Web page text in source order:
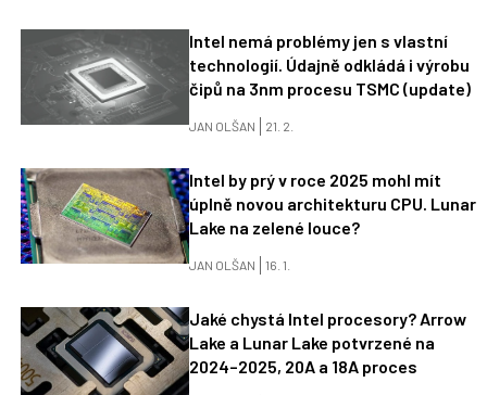
Intel nemá problémy jen s vlastní
technologií. Údajně odkládá i výrobu
čipů na 3nm procesu TSMC (update)
JAN OLŠAN 21. 2.
Intel by prý v roce 2025 mohl mít
úplně novou architekturu CPU. Lunar
Lake na zelené louce?
JAN OLŠAN 16. 1.
Jaké chystá Intel procesory? Arrow
Lake a Lunar Lake potvrzené na
2024–2025, 20A a 18A proces